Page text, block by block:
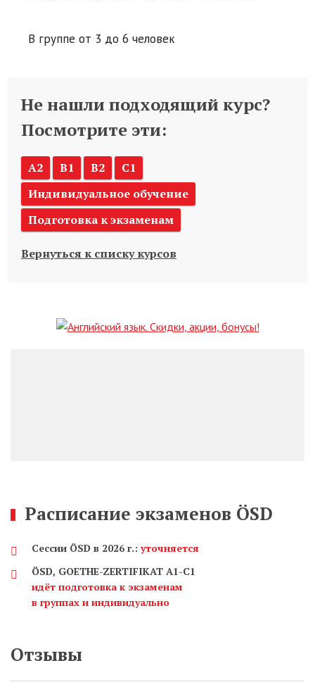
В группе от 3 до 6 человек
Не нашли подходящий курс?
Посмотрите эти:
A2 B1 B2
C1
Индивидуальное обучение
Подготовка к экзаменам
Вернуться к списку курсов
Расписание экзаменов ÖSD
Сессии ÖSD в 2026 г.:уточняется
ÖSD, GOETHE-ZERTIFIKAT А1-С1
идёт подготовка к экзаменам
в группах и индивидуально
Отзывы